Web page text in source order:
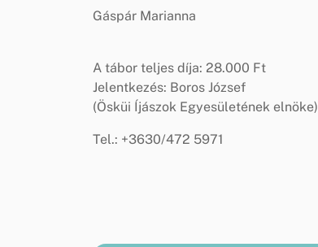
Gáspár Marianna
A tábor teljes díja: 28.000 Ft
Jelentkezés: Boros József
(Ösküi Íjászok Egyesületének elnöke)
Tel.: +3630/472 5971